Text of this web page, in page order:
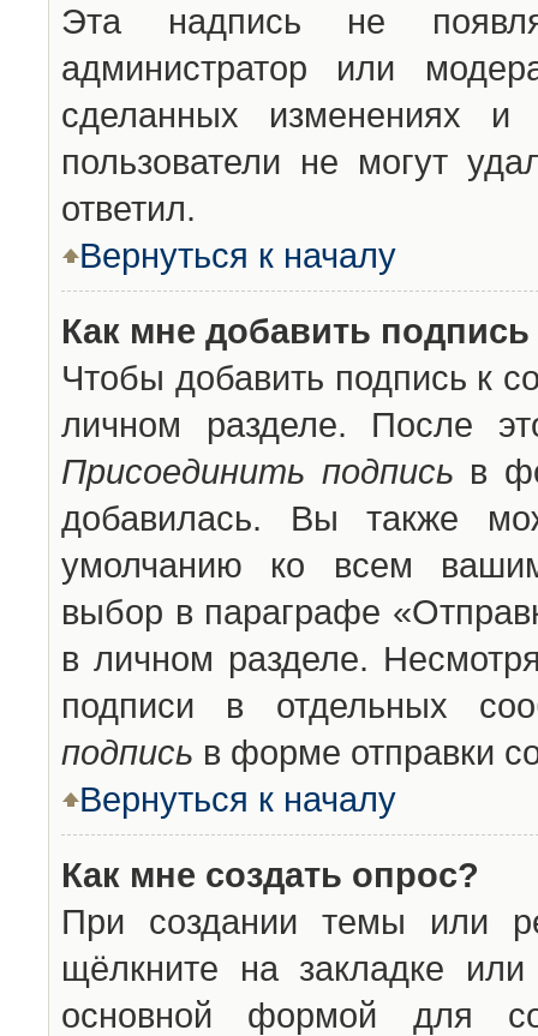
Эта надпись не
администратор или
сделанных изменениях
пользователи не могут
ответил.
Вернуться к началу
Как мне добавить
Чтобы добавить подпись к
личном разделе. После
Присоединить подпись в
добавилась. Вы также
умолчанию ко всем
выбор в параграфе
в личном разделе.
подписи в отдельных
подпись в форме отправки
Вернуться к началу
Как мне создать опрос?
При создании темы или
щёлкните на закладке
основной формой для